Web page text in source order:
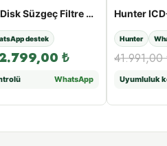
Rain Bird LC Disk Süzgeç Filtre BSP
destek
₺
WhatsApp
Hunter
Hunter
41.991,00
Uyumluluk